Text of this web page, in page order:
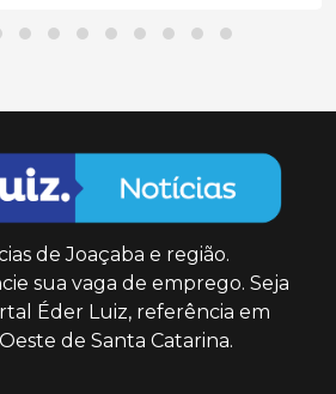
de Joaçaba e região.
sua vaga de emprego. Seja
Éder Luiz, referência em
de Santa Catarina.